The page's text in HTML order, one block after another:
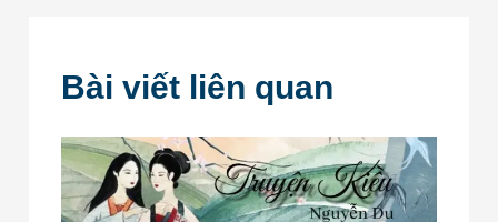
Bài viết liên quan